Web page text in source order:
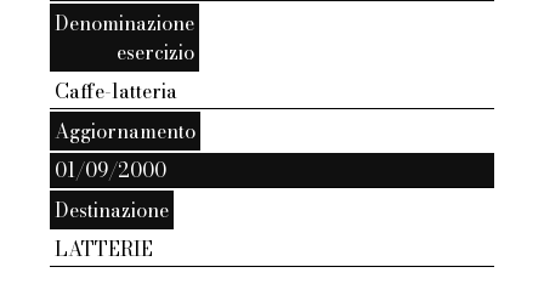
Denominazione
esercizio
Caffe-latteria
Aggiornamento
01/09/2000
Destinazione
LATTERIE